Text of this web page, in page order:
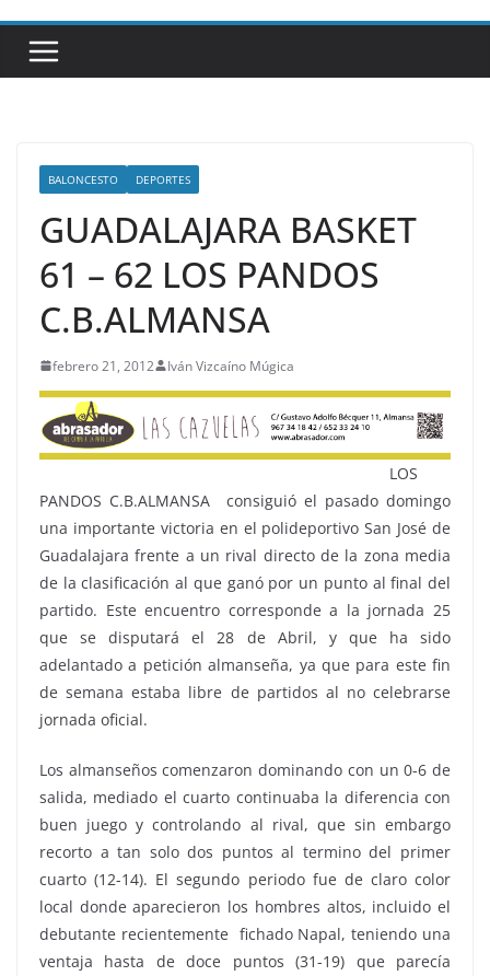
BALONCESTO DEPORTES
GUADALAJARA BASKET
61 – 62 LOS PANDOS
C.B.ALMANSA
febrero 21, 2012 Iván Vizcaíno Múgica
LOS
PANDOS C.B.ALMANSA consiguió el pasado domingo
una importante victoria en el polideportivo San José de
Guadalajara frente a un rival directo de la zona media
de la clasificación al que ganó por un punto al final del
partido. Este encuentro corresponde a la jornada 25
que se disputará el 28 de Abril, y que ha sido
adelantado a petición almanseña, ya que para este fin
de semana estaba libre de partidos al no celebrarse
jornada oficial.
Los almanseños comenzaron dominando con un 0-6 de
salida, mediado el cuarto continuaba la diferencia con
buen juego y controlando al rival, que sin embargo
recorto a tan solo dos puntos al termino del primer
cuarto (12-14). El segundo periodo fue de claro color
local donde aparecieron los hombres altos, incluido el
debutante recientemente fichado Napal, teniendo una
ventaja hasta de doce puntos (31-19) que parecía